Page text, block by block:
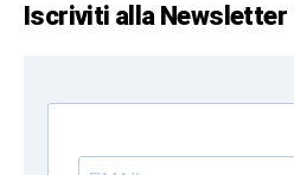
Iscriviti alla Newsletter